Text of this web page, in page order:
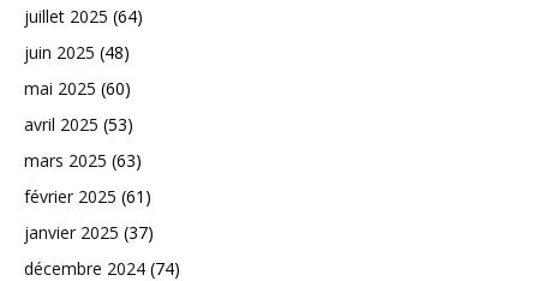
juillet 2025 (64)
juin 2025 (48)
mai 2025 (60)
avril 2025 (53)
mars 2025 (63)
février 2025 (61)
janvier 2025 (37)
décembre 2024 (74)